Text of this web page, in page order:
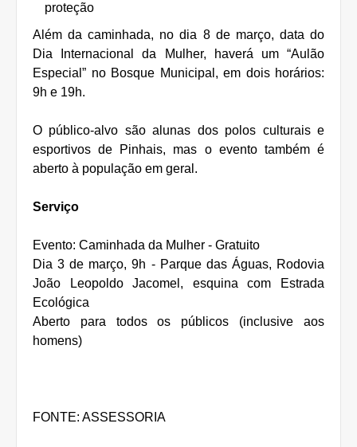
proteção
Além da caminhada, no dia 8 de março, data do
Dia Internacional da Mulher, haverá um “Aulão
Especial” no Bosque Municipal, em dois horários:
9h e 19h.
O público-alvo são alunas dos polos culturais e
esportivos de Pinhais, mas o evento também é
aberto à população em geral.
Serviço
Evento: Caminhada da Mulher - Gratuito
Dia 3 de março, 9h - Parque das Águas, Rodovia
João Leopoldo Jacomel, esquina com Estrada
Ecológica
Aberto para todos os públicos (inclusive aos
homens)
FONTE: ASSESSORIA